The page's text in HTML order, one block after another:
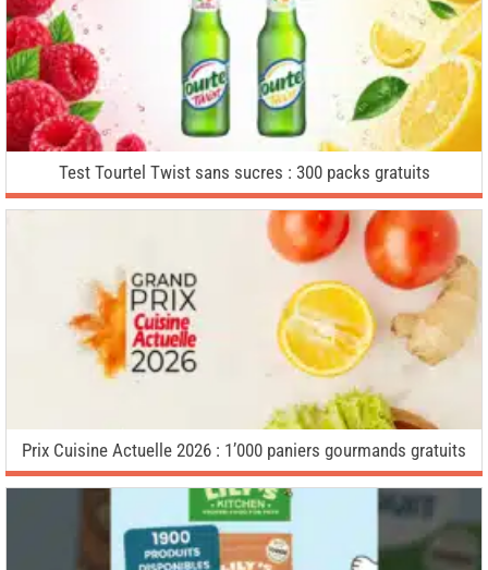
Test Tourtel Twist sans sucres : 300 packs gratuits
Prix Cuisine Actuelle 2026 : 1’000 paniers gourmands gratuits